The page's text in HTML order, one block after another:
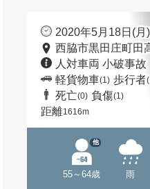
2020年5月18日(月
西脇市黒田庄町田
人対車両 小破事故
軽貨物車(1) 歩行者
死亡(0) 負傷(1)
距離1616m
55～64歳
他
雨